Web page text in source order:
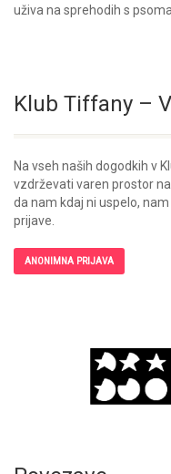
uživa na sprehodih s
Klub Tiffany –
Na vseh naših dogodkih v
vzdrževati varen prostor
da nam kdaj ni uspelo,
prijave.
ANONIMNA PRIJAVA